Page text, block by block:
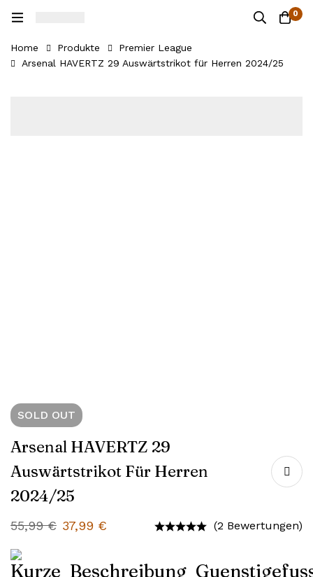
0
Home Produkte
Premier League
Arsenal HAVERTZ 29 Auswärtstrikot für Herren 2024/25
SOLD OUT
Arsenal HAVERTZ 29
Auswärtstrikot Für Herren
2024/25
55,99€ 37,99 € (2 Bewertungen)